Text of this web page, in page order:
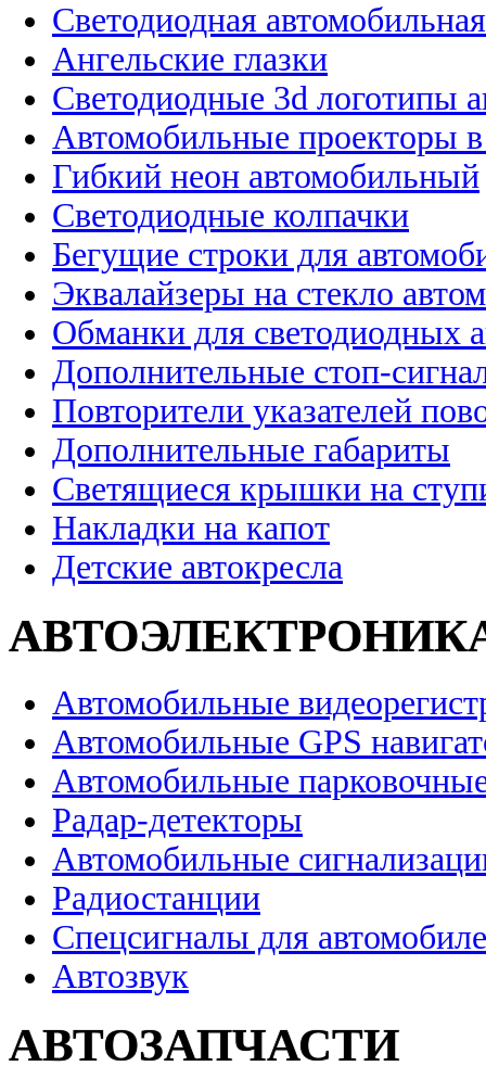
Светодиодная
Ангельские глазки
Светодиодные 3d логотипы
Автомобильные проекторы
Гибкий неон автомобильный
Светодиодные колпачки
Бегущие строки для
Эквалайзеры на стекло
Обманки для светодиодных
Дополнительные стоп-
Повторители указателей
Дополнительные габариты
Светящиеся крышки на
Накладки на капот
Детские автокресла
Автомобильные
Автомобильные GPS
Автомобильные
Радар-детекторы
Автомобильные
Радиостанции
Спецсигналы для
Автозвук
АВТОЗАПЧАСТИ